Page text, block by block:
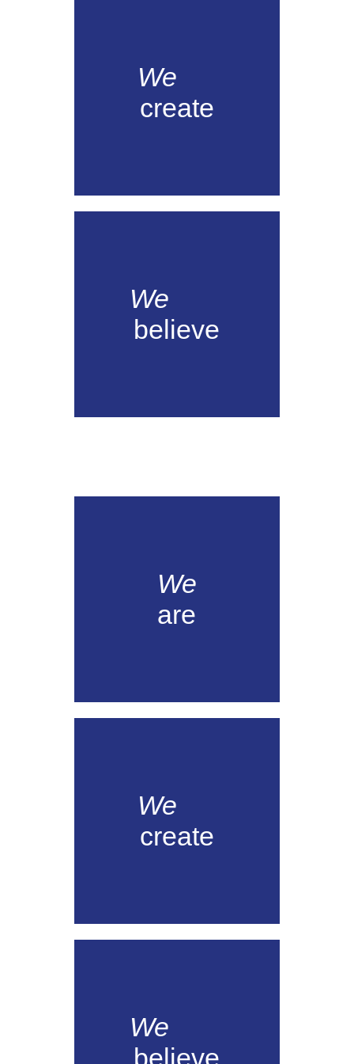
We
create
We
believe
We
are
We
create
We
believe